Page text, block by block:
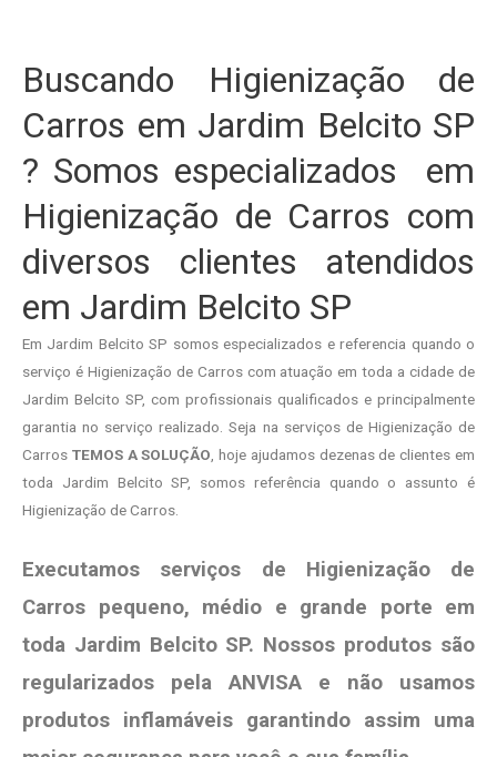
Buscando Higienização de
Carros em Jardim Belcito SP
? Somos especializados em
Higienização de Carros com
diversos clientes atendidos
em Jardim Belcito SP
Em Jardim Belcito SP somos especializados e referencia quando o
serviço é Higienização de Carros com atuação em toda a cidade de
Jardim Belcito SP, com profissionais qualificados e principalmente
garantia no serviço realizado. Seja na serviços de Higienização de
Carros TEMOS A SOLUÇÃO , hoje ajudamos dezenas de clientes em
toda Jardim Belcito SP, somos referência quando o assunto é
Higienização de Carros.
Executamos serviços de Higienização de
Carros pequeno, médio e grande porte em
toda Jardim Belcito SP. Nossos produtos são
regularizados pela ANVISA e não usamos
produtos inflamáveis garantindo assim uma